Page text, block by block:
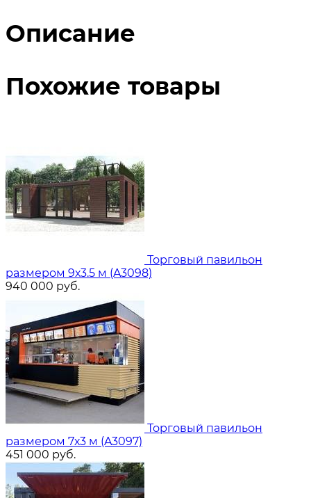
Описание
Похожие товары
Торговый павильон
размером 9х3.5 м (A3098)
940 000 руб.
Торговый павильон
размером 7х3 м (A3097)
451 000 руб.